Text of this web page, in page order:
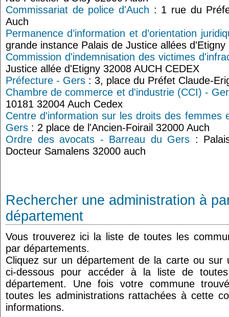
Commissariat de police d'Auch : 1 rue du
Auch
Permanence d’information et d’orientation
grande instance Palais de Justice allées d'Etigny
Commission d'indemnisation des victimes
Justice allée d'Etigny 32008 AUCH CEDEX
Préfecture - Gers : 3, place du Préfet Claude-
Chambre de commerce et d'industrie (CCI) -
10181 32004 Auch Cedex
Centre d'information sur les droits des femmes
Gers : 2 place de l'Ancien-Foirail 32000 Auch
Ordre des avocats - Barreau du Gers :
Docteur Samalens 32000 auch
Rechercher une administration à
département
Vous trouverez ici la liste de toutes les
par départements.
Cliquez sur un département de la carte ou sur
ci-dessous pour accéder à la liste de
département. Une fois votre commune
toutes les administrations rattachées à cette
informations.